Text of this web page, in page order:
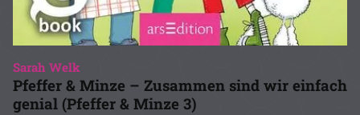
Sarah Welk
Pfeffer & Minze – Zusammen sind wir einfach
genial (Pfeffer & Minze 3)